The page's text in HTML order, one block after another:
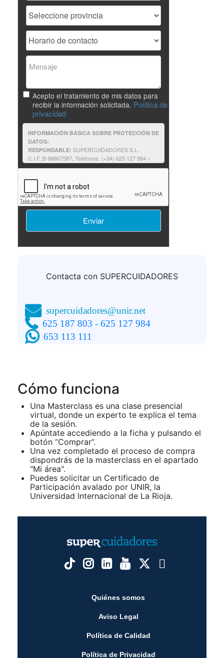
Acepto el tratamiento de mis datos para
recibir la información solicitada. Política de
privacidad
INFORMACIÓN BÁSICA SOBRE PROTECCIÓN DE
DATOS:
RESPONSABLE: SUPERCUIDADORES S.L.
C.I.F.:B-86867587, Teléfonos: (+34) 625 127 984 –
su solicitud de información, así como proporcionarle
cualquier otra relacionada que pudiera resultar de su
interés relativa a formación impartida por
SUPERCUIDADORES.
No comunicamos sus datos fuera
de nuestra organización o empresas afines.
información adicional.
privacidadContacta con SUPERCUIDADORES
supercuidadores@unir.net
625 187 803 - 625 127 984
653 113 111
Cómo funciona
Una Masterclass es una clase presencial
virtual, donde un experto te explica el tema
de la sesión.
Apúntate accediendo a la ficha y pulsando el
botón “Comprar”.
Una vez completado el proceso de compra
dispondrás de la masterclass en el apartado
"Mi área".
Puedes solicitar un Certificado de
Participación avalado por UNIR, la
Universidad Internacional de La Rioja.
Quiénes somos
Aviso Legal
Política de Calidad
Política de Privacidad